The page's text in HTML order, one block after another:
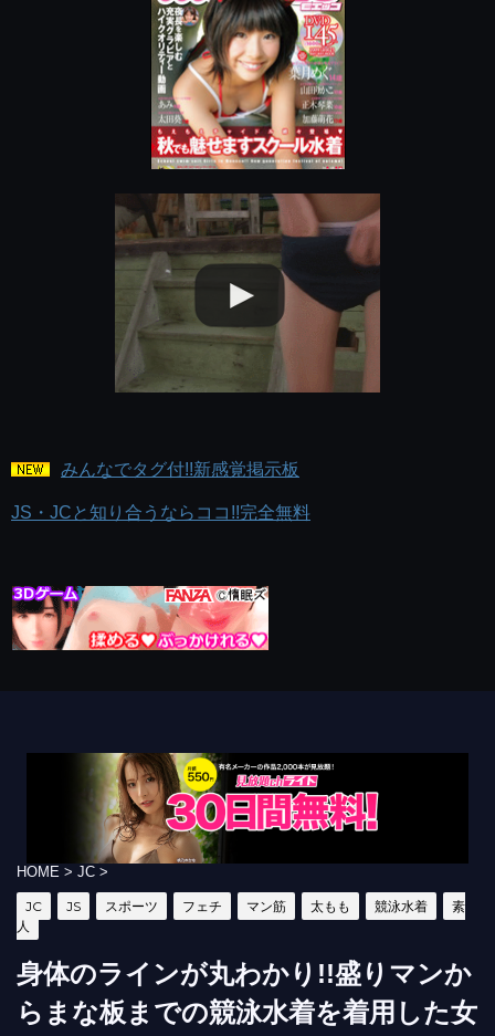
みんなでタグ付!!新感覚掲示板
JS・JCと知り合うならココ!!完全無料
HOME > JC >
JC JS スポーツ フェチ マン筋 太もも 競泳水着
素
人
身体のラインが丸わかり!!盛りマンか
らまな板までの競泳水着を着用した女